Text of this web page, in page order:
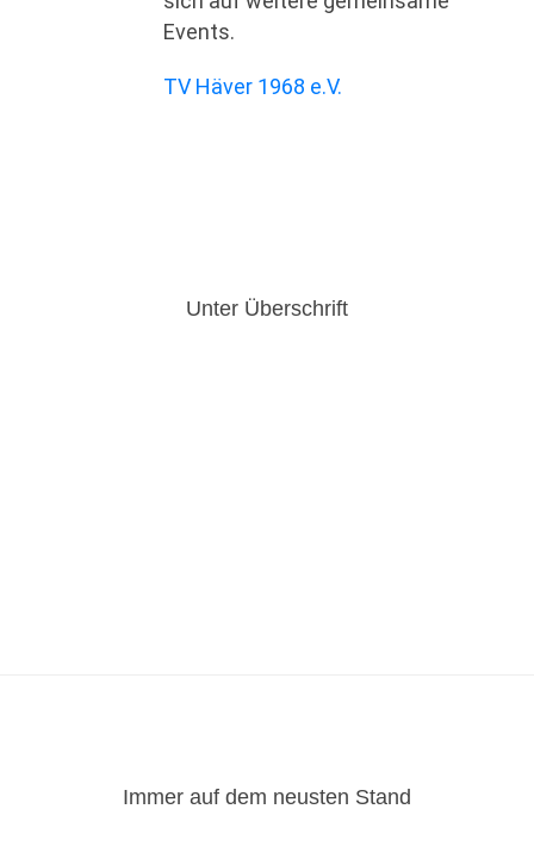
Events.
TV Häver 1968 e.V.
Unter Überschrift
Immer auf dem neusten Stand